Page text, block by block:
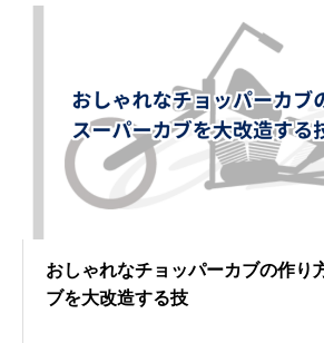
おしゃれなチョッパーカブの作り
ブを大改造する技